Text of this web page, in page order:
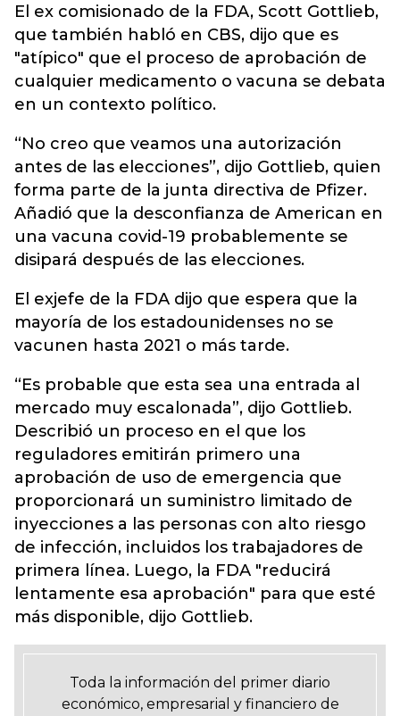
El ex comisionado de la FDA, Scott Gottlieb,
que también habló en CBS, dijo que es
"atípico" que el proceso de aprobación de
cualquier medicamento o vacuna se debata
en un contexto político.
“No creo que veamos una autorización
antes de las elecciones”, dijo Gottlieb, quien
forma parte de la junta directiva de Pfizer.
Añadió que la desconfianza de American en
una vacuna covid-19 probablemente se
disipará después de las elecciones.
El exjefe de la FDA dijo que espera que la
mayoría de los estadounidenses no se
vacunen hasta 2021 o más tarde.
“Es probable que esta sea una entrada al
mercado muy escalonada”, dijo Gottlieb.
Describió un proceso en el que los
reguladores emitirán primero una
aprobación de uso de emergencia que
proporcionará un suministro limitado de
inyecciones a las personas con alto riesgo
de infección, incluidos los trabajadores de
primera línea. Luego, la FDA "reducirá
lentamente esa aprobación" para que esté
más disponible, dijo Gottlieb.
Toda la información del primer diario
económico, empresarial y financiero de